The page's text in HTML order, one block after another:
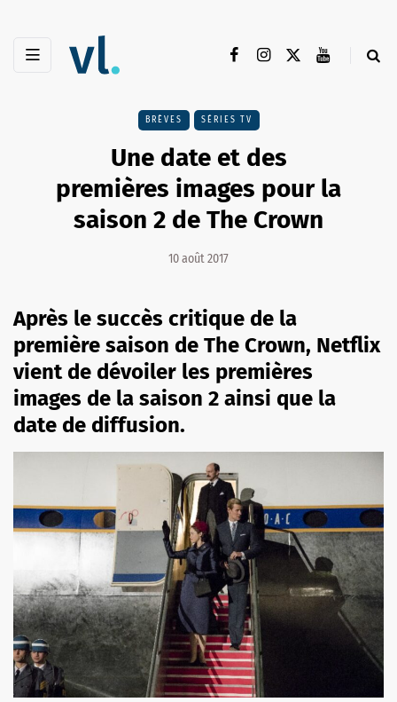
BRÈVES SÉRIES TV
Une date et des
premières images pour la
saison 2 de The Crown
10 août 2017
Après le succès critique de la
première saison de The Crown, Netflix
vient de dévoiler les premières
images de la saison 2 ainsi que la
date de diffusion.